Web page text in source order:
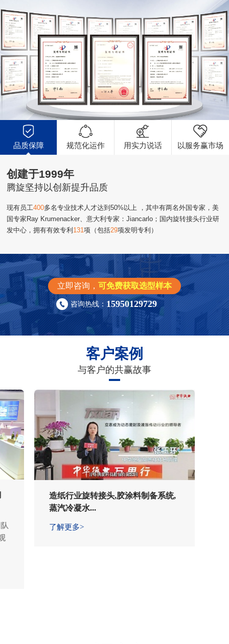
品质保障 规范化运作 用实力说话 以服务赢市场
创建于1999年
腾旋坚持以创新提升品质
现有员工400多名专业技术人才达到50%以上 ，其中有两名外国专家，美
国专家Ray Krumenacker、意大利专家：Jiancarlo；国内旋转接头行业研
发中心，拥有有效专利 131项（包括29项发明专利）
立即咨询， 可免费获取选型样本
咨询热线：15950129729
客户案例
与客户的共赢故事
造纸行业旋转接头,胶涂料制备系统,
蒸汽冷凝水...
了解更多>